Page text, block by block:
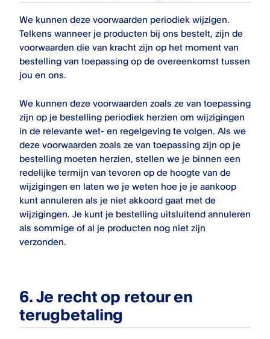
We kunnen deze voorwaarden periodiek wijzigen.
Telkens wanneer je producten bij ons bestelt, zijn de
voorwaarden die van kracht zijn op het moment van
bestelling van toepassing op de overeenkomst tussen
jou en ons.
We kunnen deze voorwaarden zoals ze van toepassing
zijn op je bestelling periodiek herzien om wijzigingen
in de relevante wet- en regelgeving te volgen. Als we
deze voorwaarden zoals ze van toepassing zijn op je
bestelling moeten herzien, stellen we je binnen een
redelijke termijn van tevoren op de hoogte van de
wijzigingen en laten we je weten hoe je je aankoop
kunt annuleren als je niet akkoord gaat met de
wijzigingen. Je kunt je bestelling uitsluitend annuleren
als sommige of al je producten nog niet zijn
verzonden.
6.Je recht op retour en
terugbetaling